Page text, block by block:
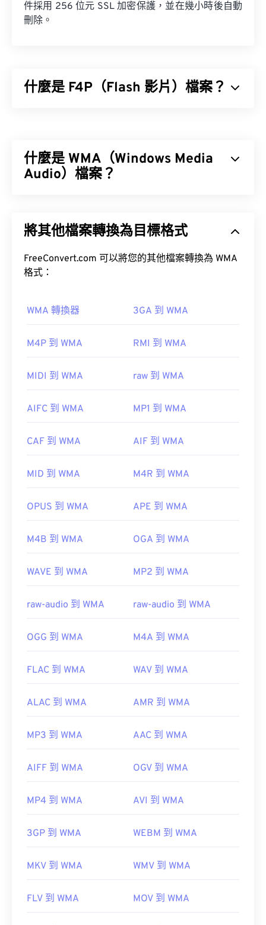
件採用 256 位元 SSL 加密保護，並在幾小時後自動
刪除。
什麼是 F4P（Flash 影片）檔案？
差異之外，F4P 與 F4V 格式相同；除F4P文件外，其
他文件均受
數位版權管理 (DRM)
如何開啟F4P檔案？
Player開啟。在Microsoft Windows作業系統上，
Adobe AIR
開發者： Adobe
實用連結：
https://en.wikipedia.org/wiki/Flash_Video
什麼是 WMA（Windows Media
Audio）檔案？
編解碼器，也是一種音訊格式。自 1999 年誕生以
Pro、WMA Voice。
Windows Media
如何開啟WMA檔案？
Player支援WMA文件，並且通常是開啟這些檔案的
他播放器和程式也支援這種檔案類型。
其他可以開啟 WMA 檔案的程式包括VLC 媒體播放
OverDrive Media
https://docs.microsoft.com/en-
將其他檔案轉換為目標格式
FreeConvert.com 可以將您的其他檔案轉換為 WMA
格式：
WMA 轉換器 3GA 到 WMA
M4P 到 WMA RMI 到 WMA
MIDI 到 WMA raw 到 WMA
AIFC 到 WMA MP1 到 WMA
CAF 到 WMA AIF 到 WMA
MID 到 WMA M4R 到 WMA
OPUS 到 WMA APE 到 WMA
M4B 到 WMA OGA 到 WMA
WAVE 到 WMA MP2 到 WMA
raw-audio 到 WMA raw-audio 到 WMA
OGG 到 WMA M4A 到 WMA
FLAC 到 WMA WAV 到 WMA
ALAC 到 WMA AMR 到 WMA
MP3 到 WMA AAC 到 WMA
AIFF 到 WMA OGV 到 WMA
MP4 到 WMA AVI 到 WMA
3GP 到 WMA WEBM 到 WMA
MKV 到 WMA WMV 到 WMA
FLV 到 WMA MOV 到 WMA